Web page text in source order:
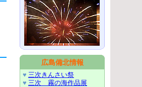
広島備北情報
♥ 三次きんさい祭
♥ 三次 霧の海作品展